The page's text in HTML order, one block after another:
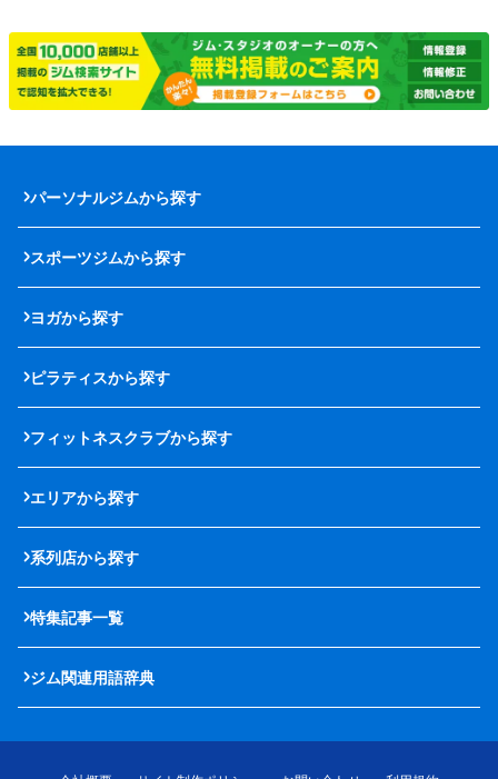
パーソナルジムから探す
スポーツジムから探す
ヨガから探す
ピラティスから探す
フィットネスクラブから探す
エリアから探す
系列店から探す
特集記事一覧
ジム関連用語辞典